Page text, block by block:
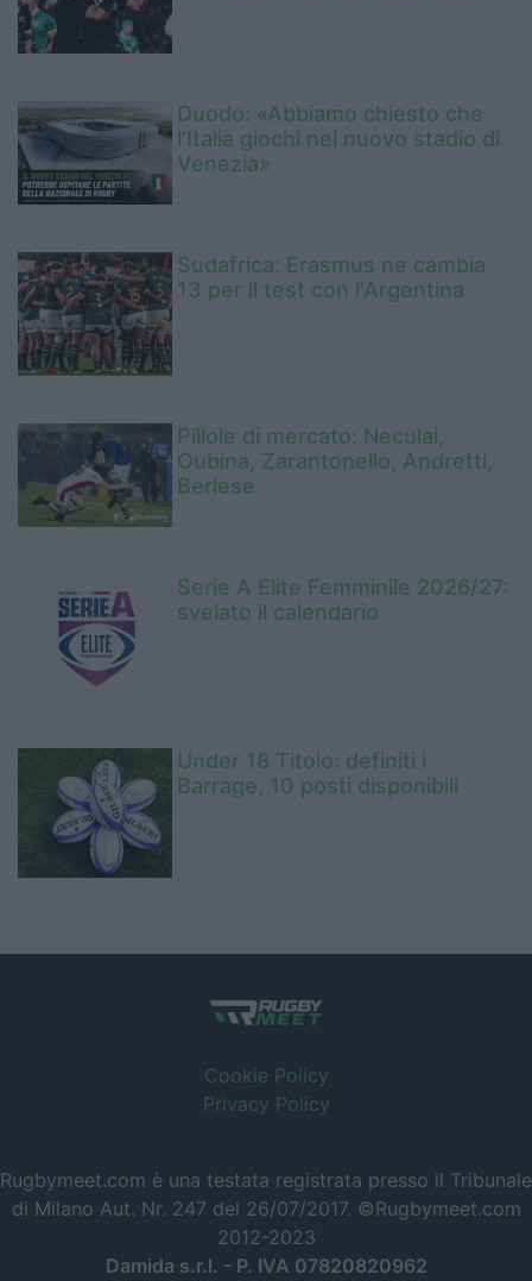
Duodo: «Abbiamo chiesto che
l’Italia giochi nel nuovo stadio di
Venezia»
Sudafrica: Erasmus ne cambia
13 per il test con l'Argentina
Pillole di mercato: Neculai,
Oubina, Zarantonello, Andretti,
Berlese
Serie A Elite Femminile 2026/27:
svelato il calendario
Under 18 Titolo: definiti i
Barrage, 10 posti disponibili
Cookie Policy
Privacy Policy
Rugbymeet.com è una testata registrata presso il Tribunale
di Milano Aut. Nr. 247 del 26/07/2017. ©Rugbymeet.com
2012-2023
Damida s.r.l. - P. IVA 07820820962